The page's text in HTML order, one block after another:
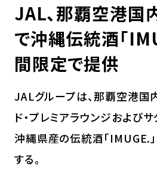
JAL、那覇空港国
で沖縄伝統酒「
間限定で提供
JALグループは、那覇空港国
ド・プレミアラウンジおよびサ
沖縄県産の伝統酒「IMUGE.
する。